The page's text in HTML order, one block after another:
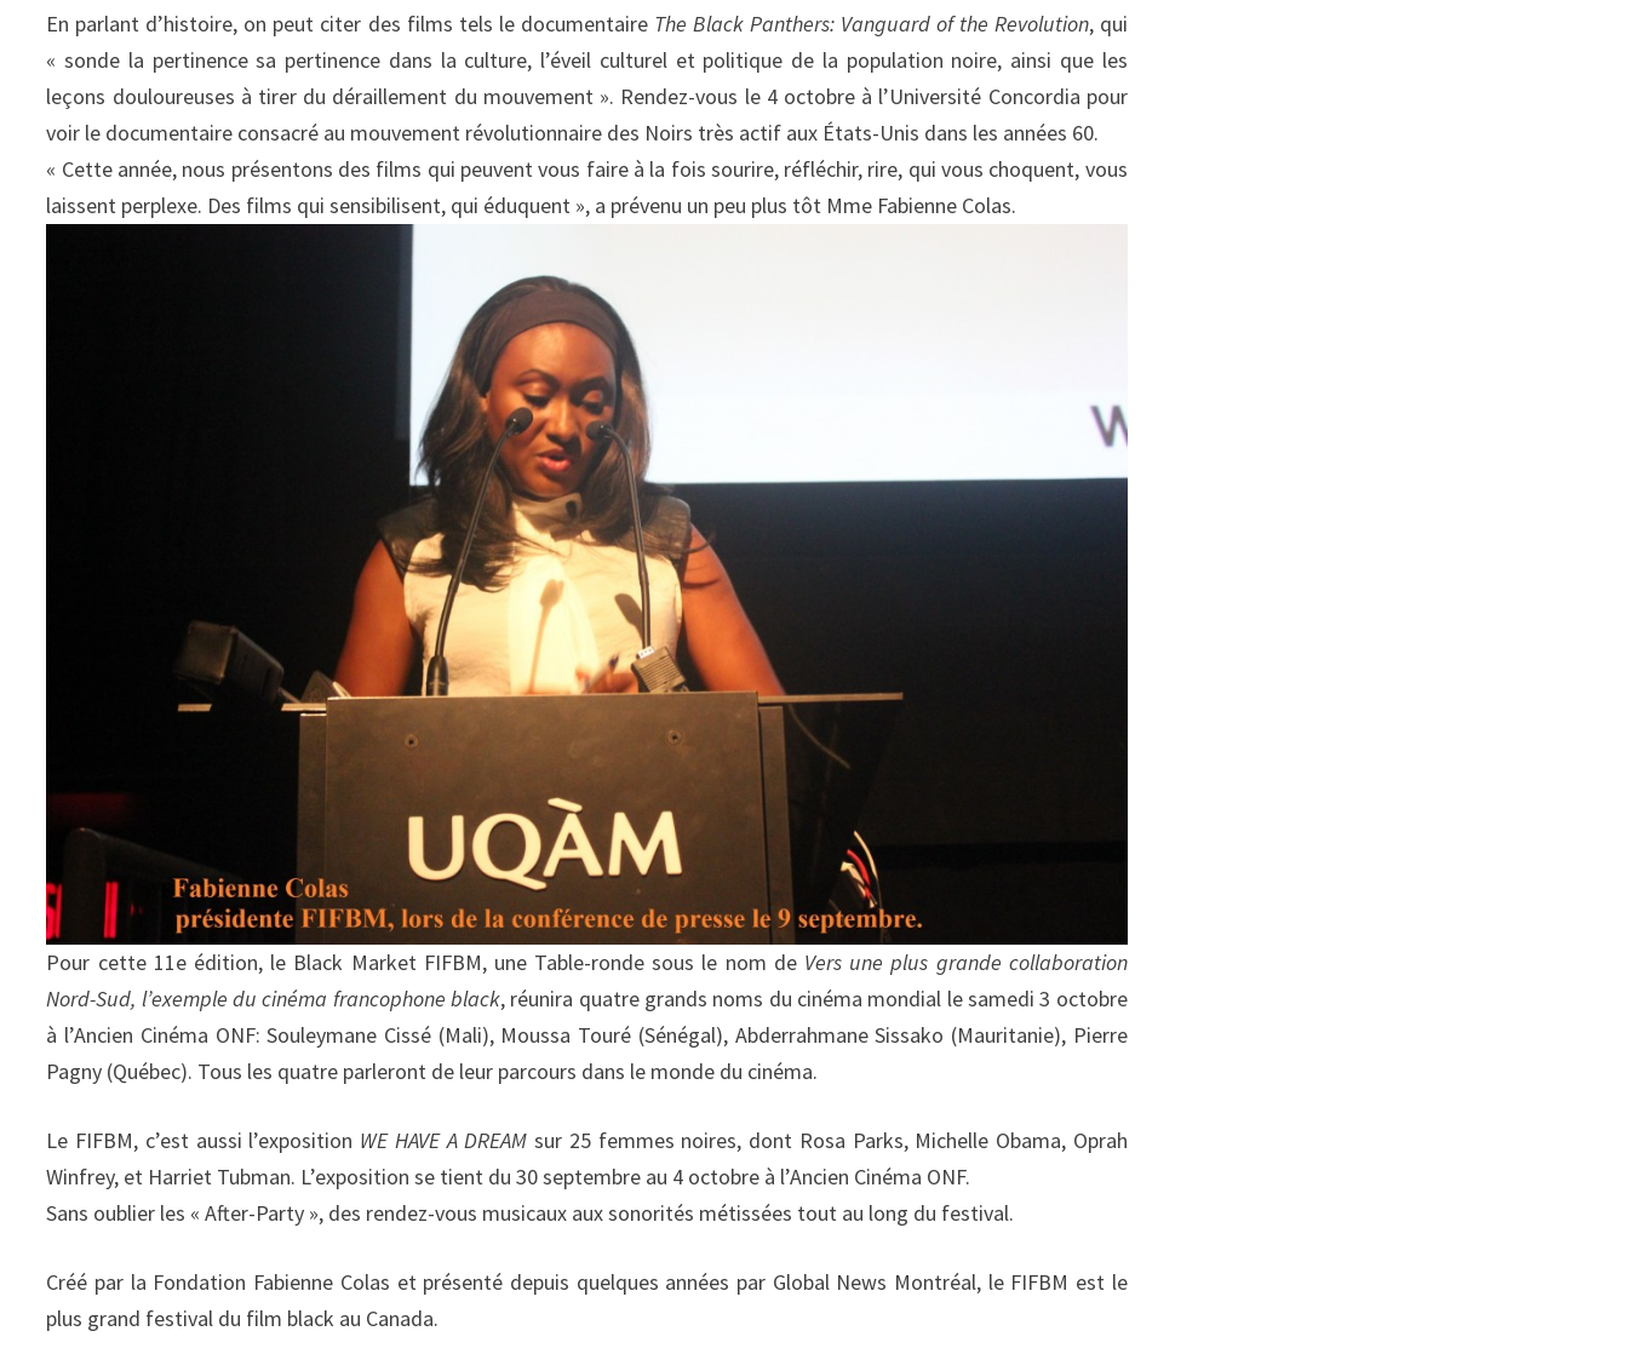
En parlant d’histoire, on peut citer des films tels le documentaire The Black Panthers: Vanguard of the Revolution, qui
« sonde la pertinence sa pertinence dans la culture, l’éveil culturel et politique de la population noire, ainsi que les
leçons douloureuses à tirer du déraillement du mouvement ». Rendez-vous le 4 octobre à l’Université Concordia pour
voir le documentaire consacré au mouvement révolutionnaire des Noirs très actif aux États-Unis dans les années 60.
« Cette année, nous présentons des films qui peuvent vous faire à la fois sourire, réfléchir, rire, qui vous choquent, vous
laissent perplexe. Des films qui sensibilisent, qui éduquent », a prévenu un peu plus tôt Mme Fabienne Colas.
Pour cette 11e édition, le Black Market FIFBM, une Table-ronde sous le nom de Vers une plus grande collaboration
Nord-Sud, l’exemple du cinéma francophone black, réunira quatre grands noms du cinéma mondial le samedi 3 octobre
à l’Ancien Cinéma ONF: Souleymane Cissé (Mali), Moussa Touré (Sénégal), Abderrahmane Sissako (Mauritanie), Pierre
Pagny (Québec). Tous les quatre parleront de leur parcours dans le monde du cinéma.
Le FIFBM, c’est aussi l’exposition WE HAVE A DREAM sur 25 femmes noires, dont Rosa Parks, Michelle Obama, Oprah
Winfrey, et Harriet Tubman. L’exposition se tient du 30 septembre au 4 octobre à l’Ancien Cinéma ONF.
Sans oublier les « After-Party », des rendez-vous musicaux aux sonorités métissées tout au long du festival.
Créé par la Fondation Fabienne Colas et présenté depuis quelques années par Global News Montréal, le FIFBM est le
plus grand festival du film black au Canada.